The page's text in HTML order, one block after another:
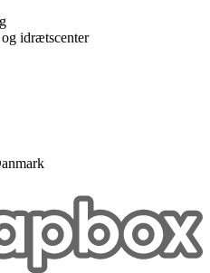
idrætscenter